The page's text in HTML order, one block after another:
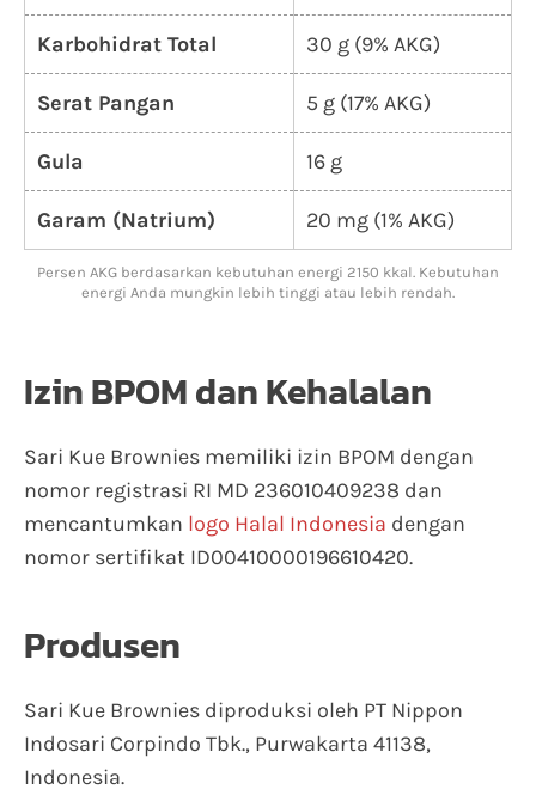
Karbohidrat Total 30 g (9% AKG)
Serat Pangan 5 g (17% AKG)
Gula 16 g
Garam (Natrium) 20 mg (1% AKG)
Persen AKG berdasarkan kebutuhan energi 2150 kkal. Kebutuhan
energi Anda mungkin lebih tinggi atau lebih rendah.
Izin BPOM dan Kehalalan
Sari Kue Brownies memiliki izin BPOM dengan
nomor registrasi RI MD 236010409238 dan
mencantumkan logo Halal Indonesia dengan
nomor sertifikat ID00410000196610420.
Produsen
Sari Kue Brownies diproduksi oleh PT Nippon
Indosari Corpindo Tbk., Purwakarta 41138,
Indonesia.